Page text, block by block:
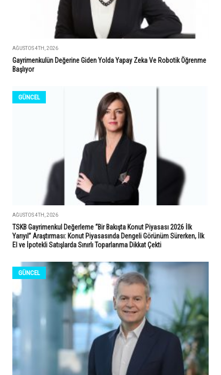
AĞUSTOS 4TH, 2026
Gayrimenkulün Değerine Giden Yolda Yapay Zeka Ve Robotik Öğrenme
Başlıyor
GÜNCEL
AĞUSTOS 4TH, 2026
TSKB Gayrimenkul Değerleme “Bir Bakışta Konut Piyasası 2026 İlk
Yarıyıl” Araştırması: Konut Piyasasında Dengeli Görünüm Sürerken, İlk
El ve İpotekli Satışlarda Sınırlı Toparlanma Dikkat Çekti
GÜNCEL